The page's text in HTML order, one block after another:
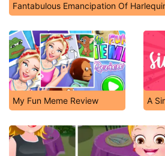
Fantabulous Emancipation Of
My Fun Meme Review A